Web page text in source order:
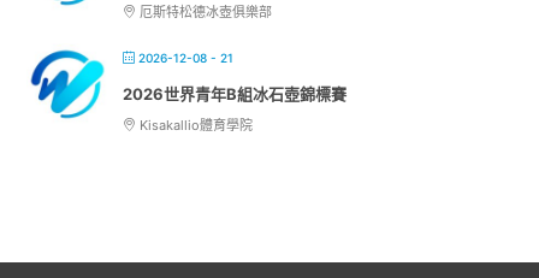
厄斯特松德冰壺俱樂部
2026-12-08 - 21
2026世界青年B組冰石壺錦標賽
Kisakallio體育學院